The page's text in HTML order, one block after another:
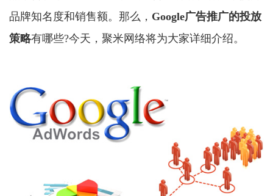
品牌知名度和销售额。那么， Google广告推广的投放
策略有哪些?今天，聚米网络将为大家详细介绍。